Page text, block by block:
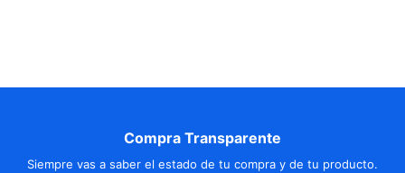
Compra Transparente
Siempre vas a saber el estado de tu compra y de tu producto.